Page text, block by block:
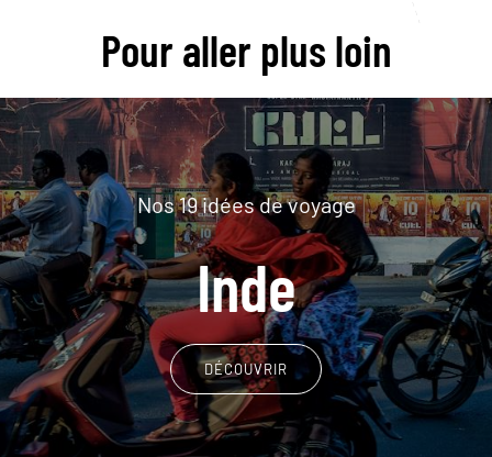
Pour aller plus loin
Nos 19 idées de voyage
Inde
DÉCOUVRIR